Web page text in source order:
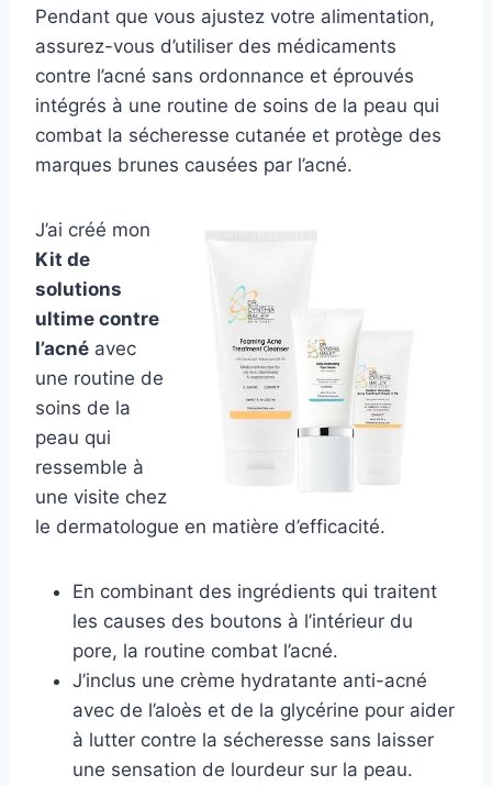
Pendant que vous ajustez votre alimentation,
assurez-vous d’utiliser des médicaments
contre l’acné sans ordonnance et éprouvés
intégrés à une routine de soins de la peau qui
combat la sécheresse cutanée et protège des
marques brunes causées par l’acné.
J’ai créé mon
Kit de
solutions
ultime contre
l’acné avec
une routine de
soins de la
peau qui
ressemble à
une visite chez
le dermatologue en matière d’efficacité.
En combinant des ingrédients qui traitent
les causes des boutons à l’intérieur du
pore, la routine combat l’acné.
J’inclus une crème hydratante anti-acné
avec de l’aloès et de la glycérine pour aider
à lutter contre la sécheresse sans laisser
une sensation de lourdeur sur la peau.